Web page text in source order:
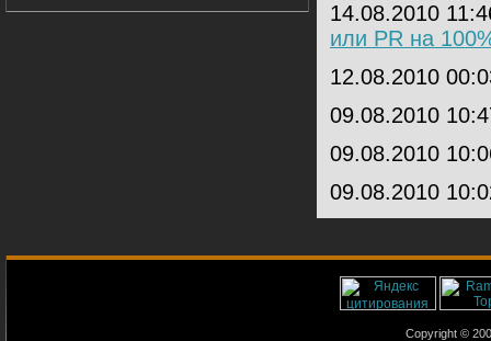
14.08.2010
или PR на
12.08.2010
09.08.2010
09.08.2010
09.08.2010
Copyright ©